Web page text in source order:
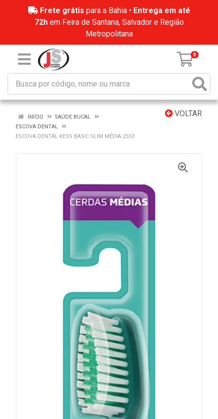
Frete grátis para a Bahia • Entrega em até
72hem Feira de Santana, Salvador e Região
Metropolitana
0
VOLTAR
INÍCIO
SAÚDE BUCAL
ESCOVA DENTAL
ESCOVA DENTAL KESS BASIC SLIM MÉDIA 2553